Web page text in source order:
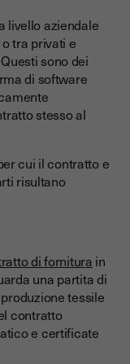
livello aziendale
tra privati e
sono dei
di software
stesso al
cui il contratto e
risultano
di fornitura in
una partita di
tessile
contratto
e certificate